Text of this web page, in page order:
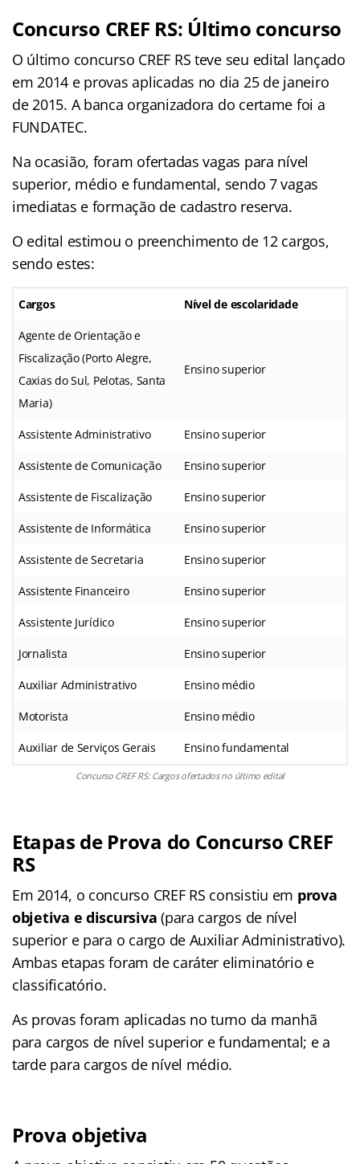
Concurso CREF RS: Último concurso
O último concurso CREF RS teve seu edital lançado
em 2014 e provas aplicadas no dia 25 de janeiro
de 2015. A banca organizadora do certame foi a
FUNDATEC.
Na ocasião, foram ofertadas vagas para nível
superior, médio e fundamental, sendo 7 vagas
imediatas e formação de cadastro reserva.
O edital estimou o preenchimento de 12 cargos,
sendo estes:
Cargos Nível de escolaridade
Agente de Orientação e
Fiscalização (Porto Alegre,
Caxias do Sul, Pelotas, Santa
Maria)
Ensino superior
Assistente Administrativo Ensino superior
Assistente de Comunicação Ensino superior
Assistente de Fiscalização Ensino superior
Assistente de Informática Ensino superior
Assistente de Secretaria Ensino superior
Assistente Financeiro Ensino superior
Assistente Jurídico Ensino superior
Jornalista Ensino superior
Auxiliar Administrativo Ensino médio
Motorista Ensino médio
Auxiliar de Serviços Gerais Ensino fundamental
Concurso CREF RS: Cargos ofertados no último edital
Etapas de Prova do Concurso CREF
RS
Em 2014, o concurso CREF RS consistiu em prova
objetiva e discursiva (para cargos de nível
superior e para o cargo de Auxiliar Administrativo).
Ambas etapas foram de caráter eliminatório e
classificatório.
As provas foram aplicadas no turno da manhã
para cargos de nível superior e fundamental; e a
tarde para cargos de nível médio.
Prova objetiva